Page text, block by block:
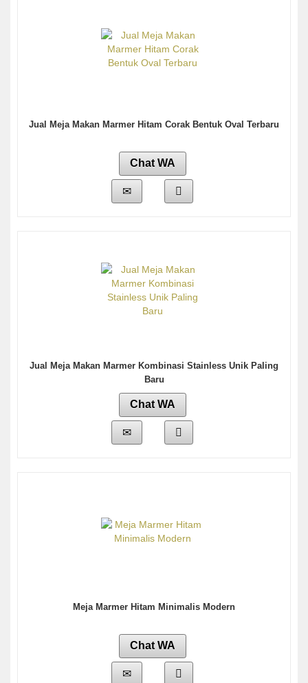
Jual Meja Makan Marmer Hitam Corak Bentuk Oval Terbaru
Chat WA
Jual Meja Makan Marmer Kombinasi Stainless Unik Paling
Baru
Chat WA
Meja Marmer Hitam Minimalis Modern
Chat WA